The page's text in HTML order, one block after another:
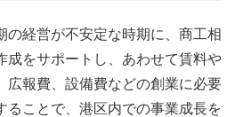
の経営が不安定な時期に、商工相
成をサポートし、あわせて賃料や
広報費、設備費などの創業に必要
ることで、港区内での事業成長を